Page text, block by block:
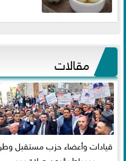
مقالات
قيادات وأعضاء حزب مستقبل